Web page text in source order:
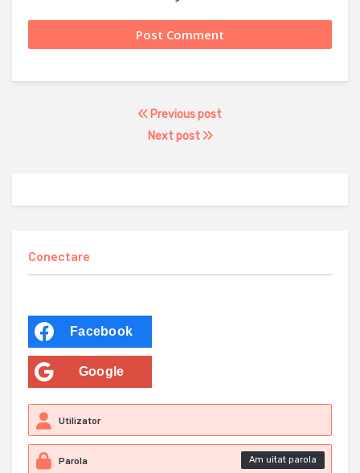
Previous post
Next post
Conectare
Facebook
Google
Am uitat parola